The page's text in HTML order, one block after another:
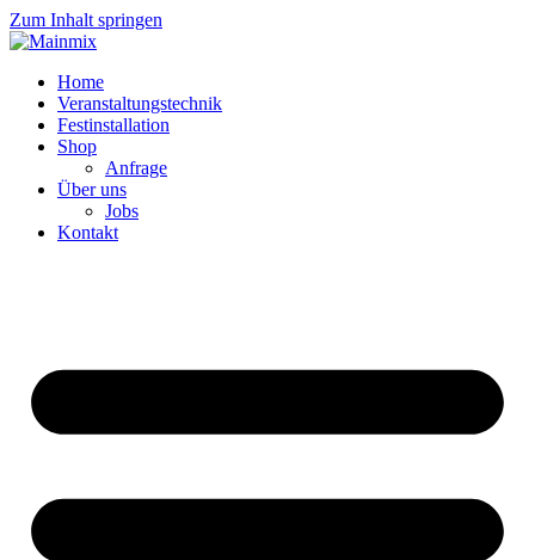
Zum Inhalt springen
Home
Veranstaltungstechnik
Festinstallation
Shop
Anfrage
Über uns
Jobs
Kontakt